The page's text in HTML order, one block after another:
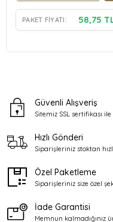
PAKET FIYATI: 58,75
Güvenli Alışveriş
Sitemiz SSL sertifikası ile
Hızlı Gönderi
Siparişleriniz stoktan
Özel Paketleme
Siparişleriniz size özel
İade Garantisi
Memnun kalmadığınız